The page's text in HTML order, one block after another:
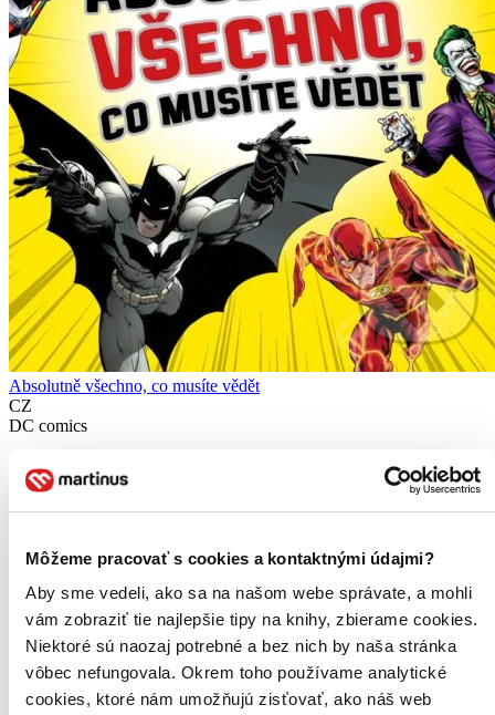
Môžeme pracovať s cookies a kontaktnými údajmi?
Aby sme vedeli, ako sa na našom webe správate, a mohli
vám zobraziť tie najlepšie tipy na knihy, zbierame cookies.
Niektoré sú naozaj potrebné a bez nich by naša stránka
vôbec nefungovala. Okrem toho používame analytické
cookies, ktoré nám umožňujú zisťovať, ako náš web
Absolutně všechno, co musíte vědět
CZ
DC comics
Liz Marsham
kouzelnické triky, které popírají fyzikální zákony? V této knize se
pustí Wonder Woman a Cheetah...
Kniha
pevná väzba
21,40 €
Do 5 dní
Tento produkt momentálne nemáme na sklade, ale zvyčajne